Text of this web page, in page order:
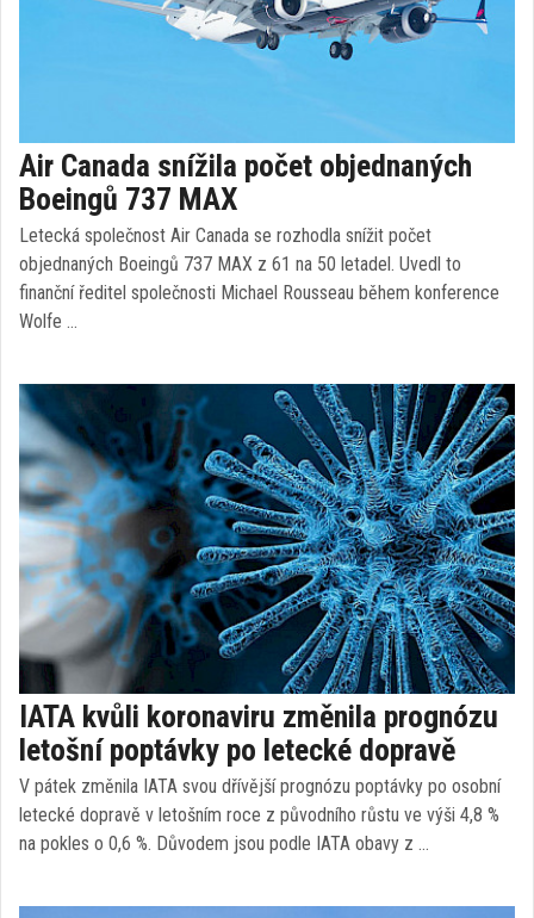
Air Canada snížila počet objednaných
Boeingů 737 MAX
Letecká společnost Air Canada se rozhodla snížit počet
objednaných Boeingů 737 MAX z 61 na 50 letadel. Uvedl to
finanční ředitel společnosti Michael Rousseau během konference
Wolfe …
IATA kvůli koronaviru změnila prognózu
letošní poptávky po letecké dopravě
V pátek změnila IATA svou dřívější prognózu poptávky po osobní
letecké dopravě v letošním roce z původního růstu ve výši 4,8 %
na pokles o 0,6 %. Důvodem jsou podle IATA obavy z …